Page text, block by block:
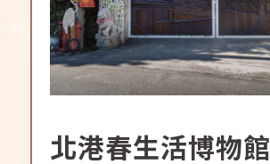
北港春生活博物館